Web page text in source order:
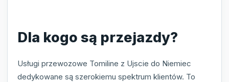
Dla kogo są przejazdy?
Usługi przewozowe Tomiline z Ujscie do Niemiec
dedykowane są szerokiemu spektrum klientów. To